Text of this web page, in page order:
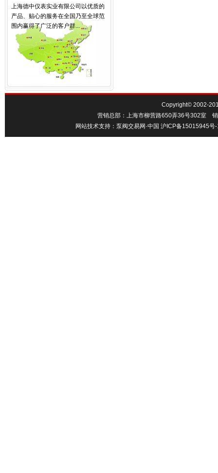
上海德中仪表实业有限公司以优质的
产品、贴心的服务在全国乃至全球范
围内赢得了广泛的客户群...
Copyright© 2002-
营销总部：上海市柳营路650弄36号302室
网站技术支持： 泵阀交易网·中国 沪ICP备15015945号